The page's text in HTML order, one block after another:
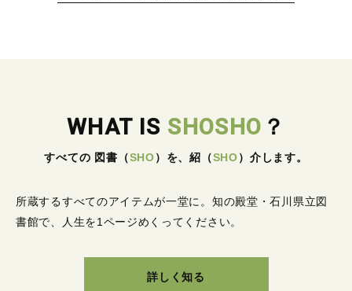
WHAT IS SHOSHO ？
すべての 図書 （SHO） を、紹 （SHO） 介します。
所蔵するすべてのアイテムが一堂に。 知の殿堂・石川県立図
書館で、人生を1ページめくってください。
詳しく知る